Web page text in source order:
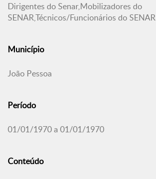
Dirigentes do Senar,Mobilizadores do
SENAR,Técnicos/Funcionários do SENAR
Município
João Pessoa
Período
01/01/1970 a 01/01/1970
Conteúdo